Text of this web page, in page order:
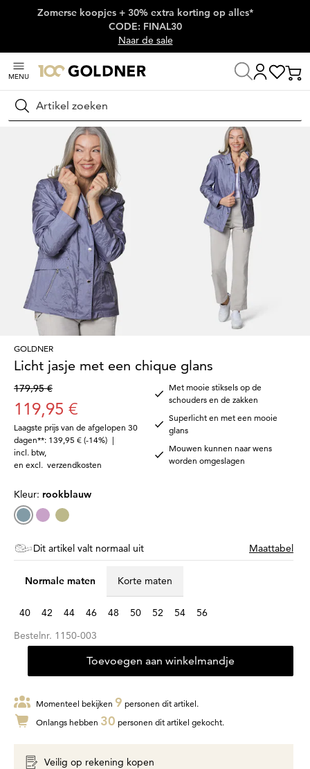
Skip naar hoofdinhoud
Zomerse koopjes + 30% extra korting op alles*
CODE: FINAL30
Naar de sale
MENU
Zoeken
Home Damesmode
GOLDNER
Licht jasje met een chique glans
179,95 €
119,95 €
Laagste prijs van de afgelopen 30
dagen**: 139,95 € (-14%) |
incl. btw,
en excl. verzendkosten
Met mooie stiksels op de
schouders en de zakken
Superlicht en met een mooie
glans
Mouwen kunnen naar wens
worden omgeslagen
Kleur: rookblauw
Dit artikel valt normaal uit Maattabel
Normale maten Korte maten
40 42 44 46 48 50 52 54
56
Bestelnr. 1150-003
Toevoegen aan winkelmandje
Momenteel bekijken 9 personen dit artikel.
Onlangs hebben 30 personen dit artikel gekocht.
Veilig op rekening kopen